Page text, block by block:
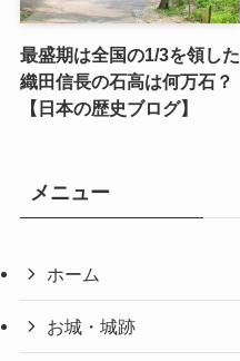
最盛期は全国の1/3を領した
織田信長の石高は何万石？
【日本の歴史ブログ】
メニュー
ホーム
お城・城跡